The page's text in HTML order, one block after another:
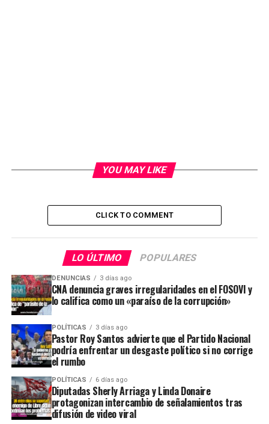
YOU MAY LIKE
CLICK TO COMMENT
LO ÚLTIMO POPULARES
DENUNCIAS 3 días ago
CNA denuncia graves irregularidades en el FOSOVI y
lo califica como un «paraíso de la corrupción»
POLÍTICAS 3 días ago
Pastor Roy Santos advierte que el Partido Nacional
podría enfrentar un desgaste político si no corrige
el rumbo
POLÍTICAS 6 días ago
Diputadas Sherly Arriaga y Linda Donaire
protagonizan intercambio de señalamientos tras
difusión de video viral